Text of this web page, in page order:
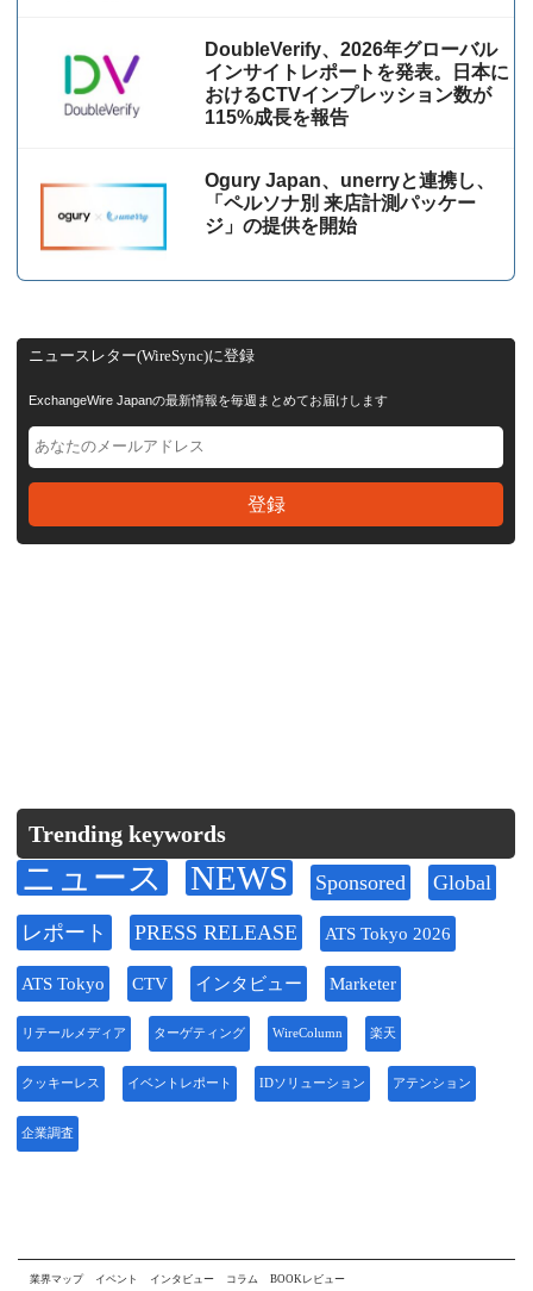
DoubleVerify、2026年グローバル
インサイトレポートを発表。日本に
おけるCTVインプレッション数が
115%成⻑を報告
Ogury Japan、unerryと連携し、
「ペルソナ別 来店計測パッケー
ジ」の提供を開始
ニュースレター(WireSync)に登録
ExchangeWire Japanの最新情報を毎週まとめてお届けします
Trending keywords
ニュース NEWS Sponsored Global
レポート PRESS RELEASE ATS Tokyo 2026
ATS Tokyo CTV インタビュー Marketer
リテールメディア ターゲティング WireColumn 楽天
クッキーレス イベントレポート IDソリューション アテンション
企業調査
業界マップ イベント インタビュー コラム BOOKレビュー